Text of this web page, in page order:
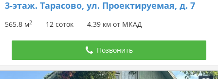
3-этаж. Тарасово, ул. Проектируемая, д. 7
565.8 м2 12 соток 4.39 км от МКАД
Позвонить